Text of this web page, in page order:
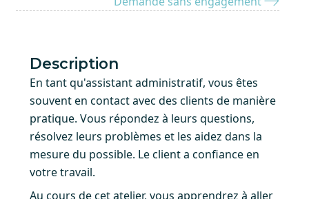
Description
En tant qu'assistant administratif, vous êtes
souvent en contact avec des clients de manière
pratique. Vous répondez à leurs questions,
résolvez leurs problèmes et les aidez dans la
mesure du possible. Le client a confiance en
votre travail.
Au cours de cet atelier, vous apprendrez à aller